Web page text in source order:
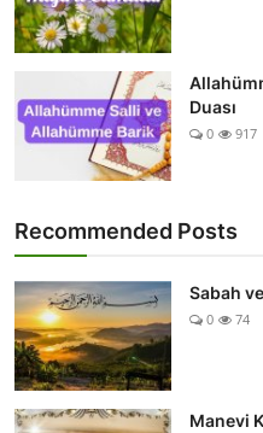
Duası
0 917
Recommended Posts
Sabah
0 74
Manevi